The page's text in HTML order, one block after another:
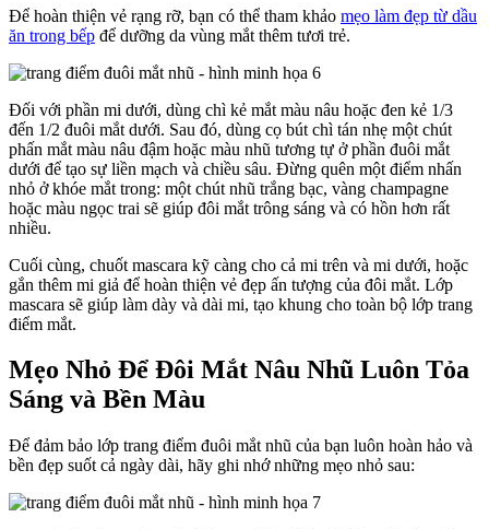
Để hoàn thiện vẻ rạng rỡ, bạn có thể tham khảo mẹo làm đẹp từ dầu
ăn trong bếp để dưỡng da vùng mắt thêm tươi trẻ.
Đối với phần mi dưới, dùng chì kẻ mắt màu nâu hoặc đen kẻ 1/3
đến 1/2 đuôi mắt dưới. Sau đó, dùng cọ bút chì tán nhẹ một chút
phấn mắt màu nâu đậm hoặc màu nhũ tương tự ở phần đuôi mắt
dưới để tạo sự liền mạch và chiều sâu. Đừng quên một điểm nhấn
nhỏ ở khóe mắt trong: một chút nhũ trắng bạc, vàng champagne
hoặc màu ngọc trai sẽ giúp đôi mắt trông sáng và có hồn hơn rất
nhiều.
Cuối cùng, chuốt mascara kỹ càng cho cả mi trên và mi dưới, hoặc
gắn thêm mi giả để hoàn thiện vẻ đẹp ấn tượng của đôi mắt. Lớp
mascara sẽ giúp làm dày và dài mi, tạo khung cho toàn bộ lớp trang
điểm mắt.
Mẹo Nhỏ Để Đôi Mắt Nâu Nhũ Luôn Tỏa
Sáng và Bền Màu
Để đảm bảo lớp trang điểm đuôi mắt nhũ của bạn luôn hoàn hảo và
bền đẹp suốt cả ngày dài, hãy ghi nhớ những mẹo nhỏ sau: